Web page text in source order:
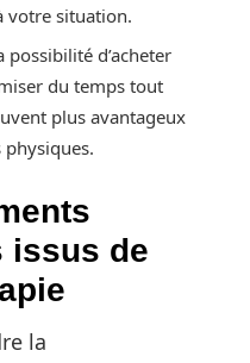
votre situation.
possibilité d’acheter
du temps tout
plus avantageux
physiques.
issus de
la